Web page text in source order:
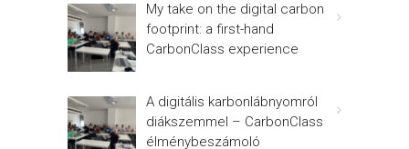
My take on the digital carbon
footprint: a first-hand
CarbonClass experience
A digitális karbonlábnyomról
diákszemmel – CarbonClass
élménybeszámoló